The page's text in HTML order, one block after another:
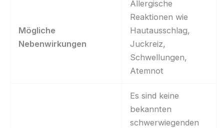
Mögliche
Nebenwirkungen
Allergische
Reaktionen wie
Hautausschlag,
Juckreiz,
Schwellungen,
Atemnot
Es sind keine
bekannten
schwerwiegenden